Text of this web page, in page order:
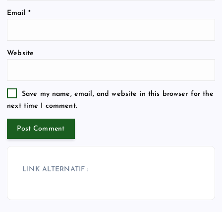
Email *
Website
Save my name, email, and website in this browser for the
next time I comment.
LINK ALTERNATIF :